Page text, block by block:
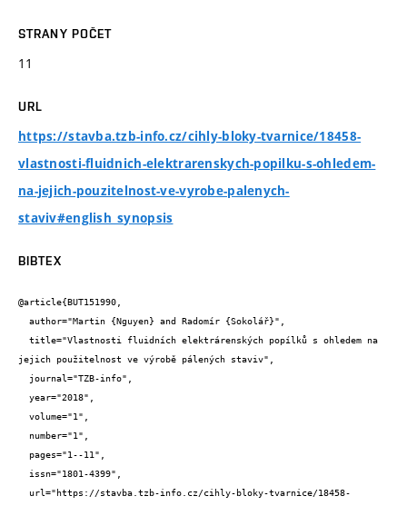
STRANY POČET
11
URL
https://stavba.tzb-info.cz/cihly-bloky-tvarnice/18458-
vlastnosti-fluidnich-elektrarenskych-popilku-s-ohledem-
na-jejich-pouzitelnost-ve-vyrobe-palenych-
staviv#english_synopsis
BIBTEX
@article{BUT151990,
jejich použitelnost ve výrobě pálených staviv",